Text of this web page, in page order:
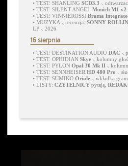
• TEST: SHANLING SCD3.3 ⸜
• TEST: SILENT ANGEL Munich M1 v2
• TEST: VINNIEROSSI Brama
• MUZYKA ⸜ recenzja: SONNY
LP ⸜ 2026
16 sierpnia
• TEST: DESTINATION AUDIO DAC ⸜
• TEST: OPHIDIAN Skye ⸜ kolumny
• TEST: PYLON Opal 30 Mk II ⸜
• TEST: SENNHEISER HD 480 Pro ⸜
• TEST: SUMIKO Oriole ⸜ wkładka
• LISTY: CZYTELNICY pytają,